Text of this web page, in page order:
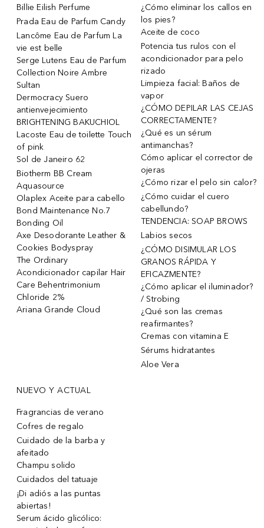
Billie Eilish Perfume
Prada Eau de Parfum Candy
Lancôme Eau de Parfum La
vie est belle
Serge Lutens Eau de Parfum
Collection Noire Ambre
Sultan
Dermocracy Suero
antienvejecimiento
BRIGHTENING BAKUCHIOL
Lacoste Eau de toilette Touch
of pink
Sol de Janeiro 62
Biotherm BB Cream
Aquasource
Olaplex Aceite para cabello
Bond Maintenance No.7
Bonding Oil
Axe Desodorante Leather &
Cookies Bodyspray
The Ordinary
Acondicionador capilar Hair
Care Behentrimonium
Chloride 2%
Ariana Grande Cloud
¿Cómo eliminar los callos en
los pies?
Aceite de coco
Potencia tus rulos con el
acondicionador para pelo
rizado
Limpieza facial: Baños de
vapor
¿CÓMO DEPILAR LAS CEJAS
CORRECTAMENTE?
¿Qué es un sérum
antimanchas?
Cómo aplicar el corrector de
ojeras
¿Cómo rizar el pelo sin calor?
¿Cómo cuidar el cuero
cabellundo?
TENDENCIA: SOAP BROWS
Labios secos
¿CÓMO DISIMULAR LOS
GRANOS RÁPIDA Y
EFICAZMENTE?
¿Cómo aplicar el iluminador?
/ Strobing
¿Qué son las cremas
reafirmantes?
Cremas con vitamina E
Sérums hidratantes
Aloe Vera
NUEVO Y ACTUAL
Fragrancias de verano
Cofres de regalo
Cuidado de la barba y
afeitado
Champu solido
Cuidados del tatuaje
¡Di adiós a las puntas
abiertas!
Serum ácido glicólico: